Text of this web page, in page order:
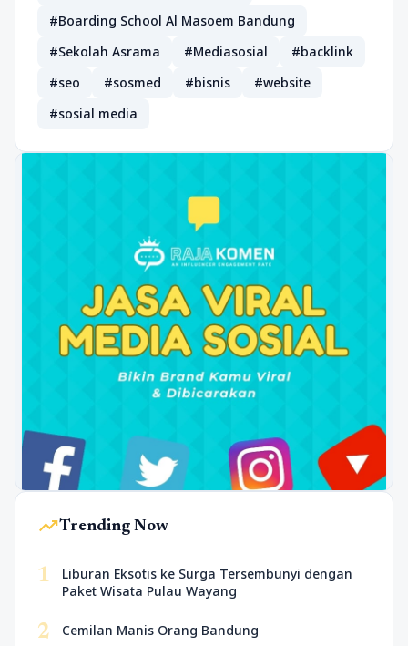
#Boarding School Al Masoem Bandung
#Sekolah Asrama
#Mediasosial
#backlink
#seo
#sosmed #bisnis
#website
#sosial media
trending_upTrending Now
1
Liburan Eksotis ke Surga Tersembunyi dengan
Paket Wisata Pulau Wayang
2 Cemilan Manis Orang Bandung